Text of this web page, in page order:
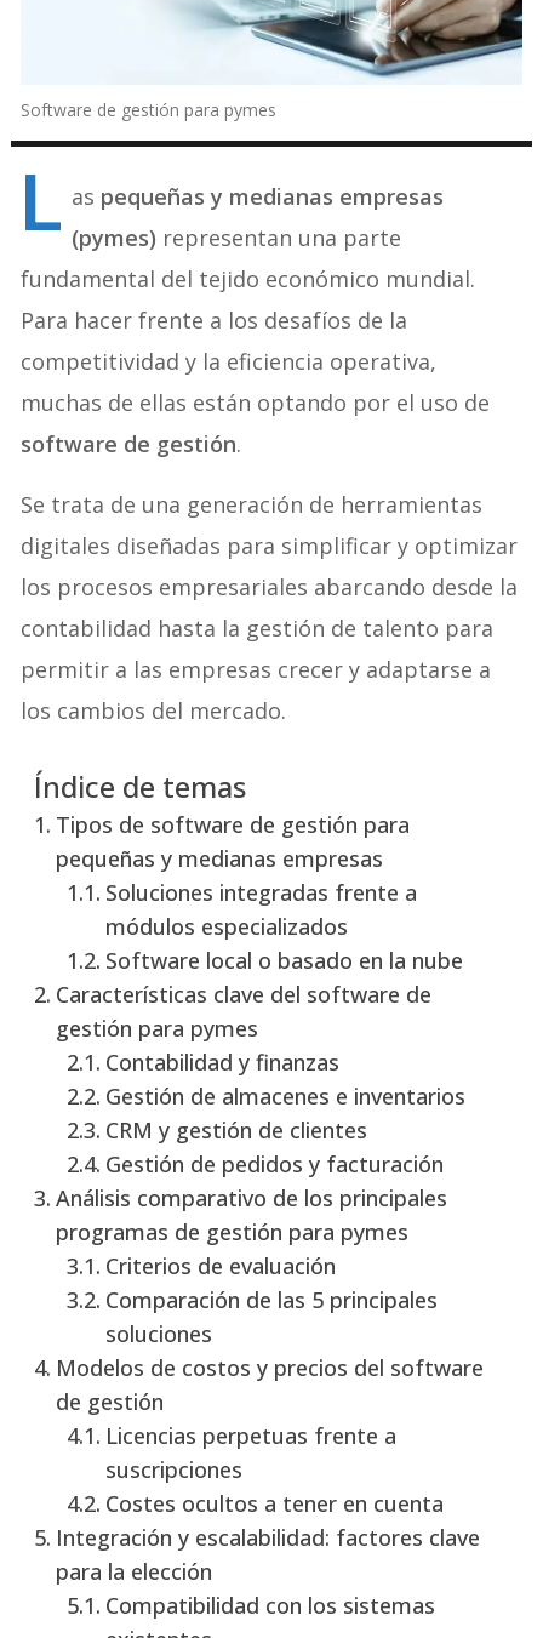
Software de gestión para pymes
L as pequeñas y medianas empresas
(pymes) representan una parte
fundamental del tejido económico mundial.
Para hacer frente a los desafíos de la
competitividad y la eficiencia operativa,
muchas de ellas están optando por el uso de
software de gestión.
Se trata de una generación de herramientas
digitales diseñadas para simplificar y optimizar
los procesos empresariales abarcando desde la
contabilidad hasta la gestión de talento para
permitir a las empresas crecer y adaptarse a
los cambios del mercado.
Índice de temas
Tipos de software de gestión para
pequeñas y medianas empresas
Soluciones integradas frente a
módulos especializados
Software local o basado en la nube
Características clave del software de
gestión para pymes
Contabilidad y finanzas
Gestión de almacenes e inventarios
CRM y gestión de clientes
Gestión de pedidos y facturación
Análisis comparativo de los principales
programas de gestión para pymes
Criterios de evaluación
Comparación de las 5 principales
soluciones
Modelos de costos y precios del software
de gestión
Licencias perpetuas frente a
suscripciones
Costes ocultos a tener en cuenta
Integración y escalabilidad: factores clave
para la elección
Compatibilidad con los sistemas